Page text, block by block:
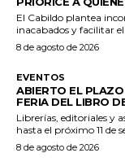
El Cabildo plantea
inacabados y facilitar el
8 de agosto de 2026
EVENTOS
ABIERTO EL
FERIA DEL LIBRO
Librerías, editoriales y
8 de agosto de 2026